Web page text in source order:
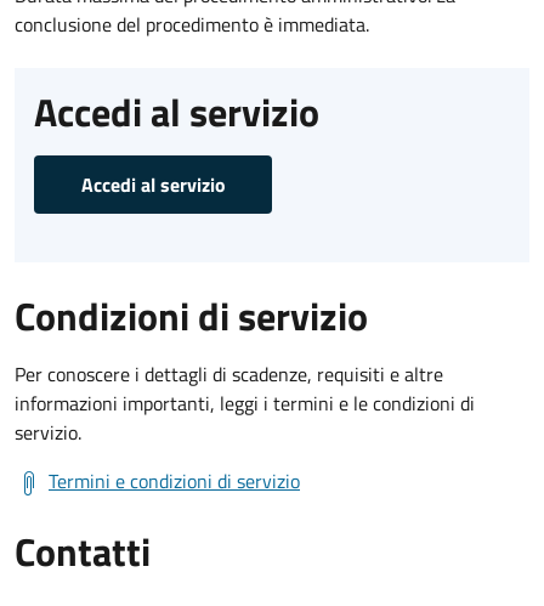
conclusione del procedimento è immediata.
Accedi al servizio
Accedi al servizio
Condizioni di servizio
Per conoscere i dettagli di scadenze, requisiti e altre
informazioni importanti, leggi i termini e le condizioni di
servizio.
Termini e condizioni di servizio
Contatti